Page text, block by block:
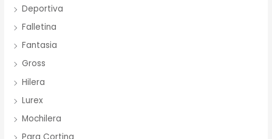
Deportiva
Falletina
Fantasia
Gross
Hilera
Lurex
Mochilera